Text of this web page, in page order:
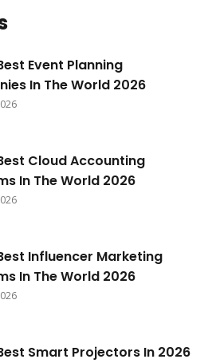
Event Planning
In The World 2026
Cloud Accounting
In The World 2026
Influencer Marketing
In The World 2026
Smart Projectors In 2026